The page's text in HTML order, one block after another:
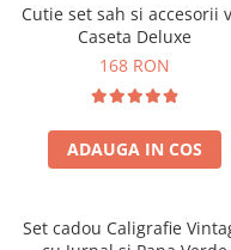
Cutie set sah si accesorii
Caseta Deluxe
168 RON
ADAUGA IN COS
Set cadou Caligrafie